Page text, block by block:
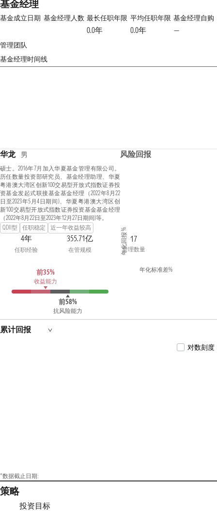
基金经理
基金成立日期 基金经理人数 最长任职年限
0.0年
平均任职年限
0.0年
基金经理自购
—
管理团队
基金经理时间线
华龙 男
硕士。2016年7月加入华夏基金管理有限公司。
历任数量投资部研究员、基金经理助理、华夏
粤港澳大湾区创新100交易型开放式指数证券投
资基金发起式联接基金基金经理（2022年8月22
日至2023年5月4日期间)、华夏粤港澳大湾区创
新100交易型开放式指数证券投资基金基金经理
（2022年8月22日至2023年12月27日期间)等。
QDII型
任职稳定 近一年收益较高
4年
任职经验
355.71亿
在管规模
17
管理数量
前35%
收益能力
前58%
抗风险能力
风险回报
年化回报 %
年化标准差%
累计回报
对数刻度
*数据截止日期:
策略
投资目标